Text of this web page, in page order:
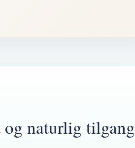
naturlig tilgang